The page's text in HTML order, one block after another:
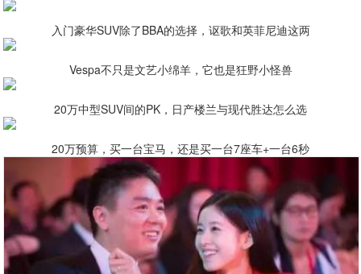
入门豪华SUV除了BBA的选择，讴歌和英菲尼迪这两
Vespa不只是文艺小绵羊，它也是狂野小怪兽
20万中型SUV间的PK，日产楼兰与现代胜达怎么选
20万预算，买一台宝马，还是买一台7座车+一台6秒